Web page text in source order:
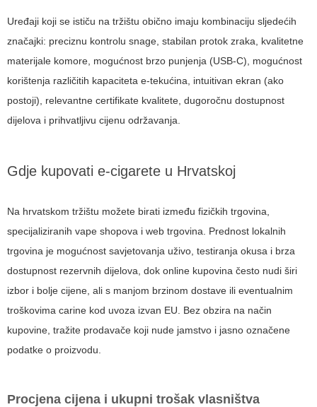
Uređaji koji se ističu na tržištu obično imaju kombinaciju sljedećih
značajki: preciznu kontrolu snage, stabilan protok zraka, kvalitetne
materijale komore, mogućnost brzo punjenja (USB-C), mogućnost
korištenja različitih kapaciteta e-tekućina, intuitivan ekran (ako
postoji), relevantne certifikate kvalitete, dugoročnu dostupnost
dijelova i prihvatljivu cijenu održavanja.
Gdje kupovati e-cigarete u Hrvatskoj
Na hrvatskom tržištu možete birati između fizičkih trgovina,
specijaliziranih vape shopova i web trgovina. Prednost lokalnih
trgovina je mogućnost savjetovanja uživo, testiranja okusa i brza
dostupnost rezervnih dijelova, dok online kupovina često nudi širi
izbor i bolje cijene, ali s manjom brzinom dostave ili eventualnim
troškovima carine kod uvoza izvan EU. Bez obzira na način
kupovine, tražite prodavače koji nude jamstvo i jasno označene
podatke o proizvodu.
Procjena cijena i ukupni trošak vlasništva